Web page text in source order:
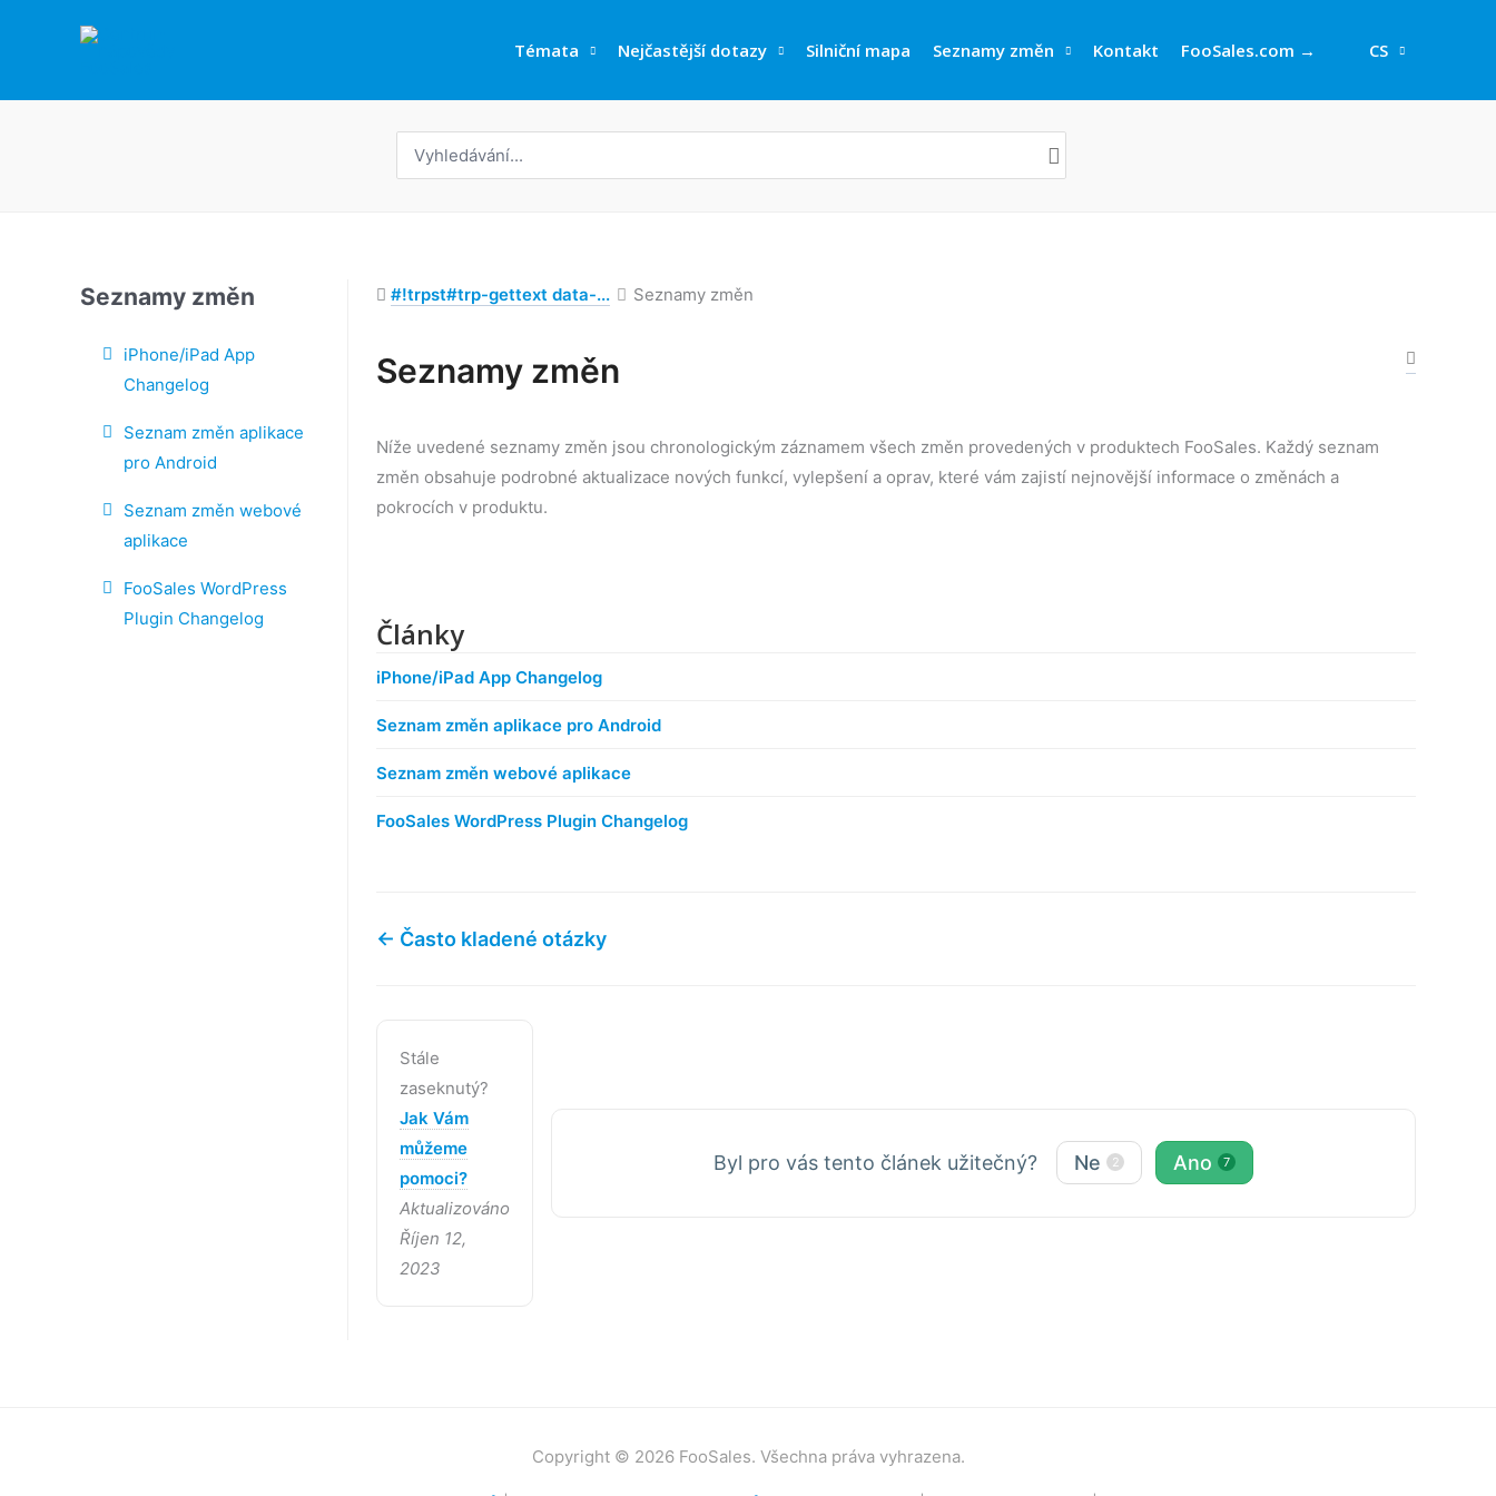
Témata Nejčastější dotazy Silniční mapa Seznamy změn Kontakt FooSales.com → CS
Seznamy změn
iPhone/iPad App
Changelog
Seznam změn aplikace
pro Android
Seznam změn webové
aplikace
FooSales WordPress
Plugin Changelog
#!trpst#trp-gettext data-... Seznamy změn
Seznamy změn
Níže uvedené seznamy změn jsou chronologickým záznamem všech změn provedených v produktech FooSales. Každý seznam
změn obsahuje podrobné aktualizace nových funkcí, vylepšení a oprav, které vám zajistí nejnovější informace o změnách a
pokrocích v produktu.
Články
iPhone/iPad App Changelog
Seznam změn aplikace pro Android
Seznam změn webové aplikace
FooSales WordPress Plugin Changelog
← Často kladené otázky
Stále
zaseknutý?
Jak Vám
můžeme
pomoci?
Aktualizováno
Říjen 12,
2023
Byl pro vás tento článek užitečný? Ne 2 Ano 7
Copyright © 2026 FooSales. Všechna práva vyhrazena.